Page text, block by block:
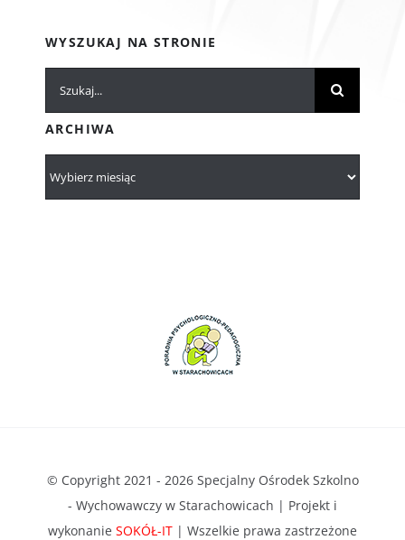
WYSZUKAJ NA STRONIE
ARCHIWA
© Copyright 2021 - 2026 Specjalny Ośrodek Szkolno
- Wychowawczy w Starachowicach | Projekt i
wykonanie SOKÓŁ-IT | Wszelkie prawa zastrzeżone